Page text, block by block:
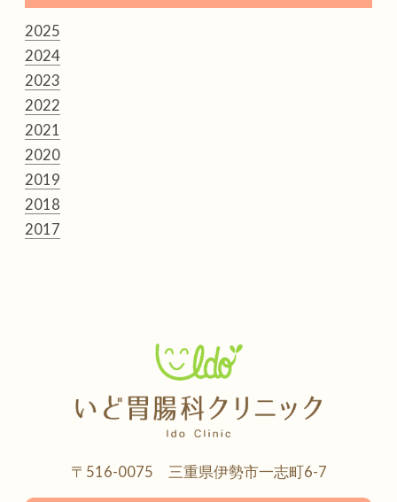
2025
2024
2023
2022
2021
2020
2019
2018
2017
〒516-0075 三重県伊勢市一志町6-7